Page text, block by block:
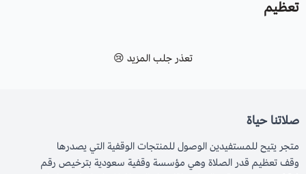
تعظيم
تعذر جلب المزيد 😢
صلاتنا حياة
متجر يتيح للمستفيدين الوصول للمنتجات الوقفية التي يصدرها
وقف تعظيم قدر الصلاة وهي مؤسسة وقفية سعودية بترخيص رقم